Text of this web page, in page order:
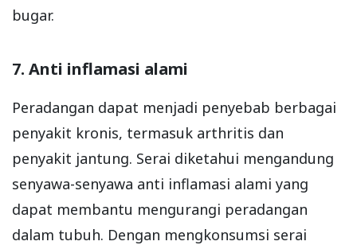
bugar.
7. Anti inflamasi alami
Peradangan dapat menjadi penyebab berbagai
penyakit kronis, termasuk arthritis dan
penyakit jantung. Serai diketahui mengandung
senyawa-senyawa anti inflamasi alami yang
dapat membantu mengurangi peradangan
dalam tubuh. Dengan mengkonsumsi serai